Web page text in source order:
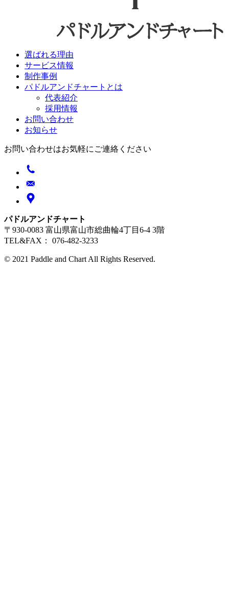
選ばれる理由
サービス情報
制作事例
パドルアンドチャートとは
代表紹介
採用情報
お問い合わせ
お知らせ
お問い合わせはお気軽にご連絡ください
パドルアンドチャート
〒930-0083 富山県富山市総曲輪4丁目6-4 3階
TEL&FAX： 076-482-3233
© 2021 Paddle and Chart All Rights Reserved.